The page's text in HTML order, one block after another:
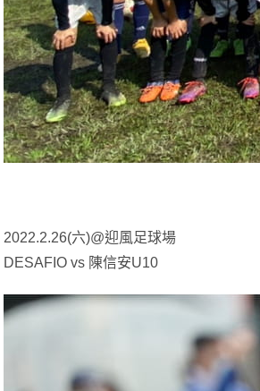
2022.2.26(六)@迎風足球場
DESAFIO vs 陳信安U10